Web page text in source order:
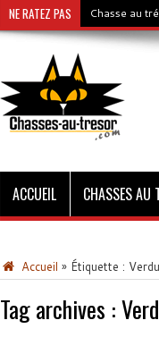
NE RATEZ PAS Chasse au
ACCUEIL CHASSES AU
Accueil » Étiquette :
Tag archives :